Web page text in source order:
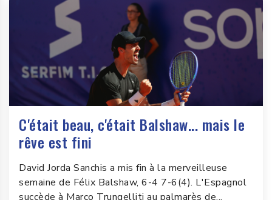
C'était beau, c'était Balshaw... mais le
rêve est fini
David Jorda Sanchis a mis fin à la merveilleuse
semaine de Félix Balshaw, 6-4 7-6(4). L'Espagnol
succède à Marco Trungelliti au palmarès de...